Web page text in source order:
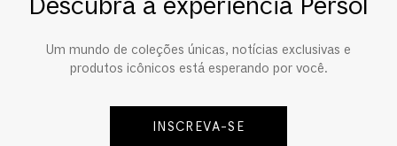
Descubra a experiência Persol
Um mundo de coleções únicas, notícias exclusivas e
produtos icônicos está esperando por você.
INSCREVA-SE